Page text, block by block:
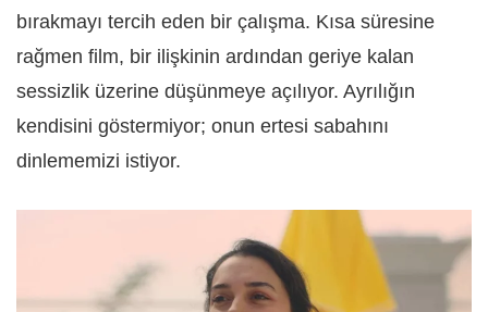
bırakmayı tercih eden bir çalışma. Kısa süresine
rağmen film, bir ilişkinin ardından geriye kalan
sessizlik üzerine düşünmeye açılıyor. Ayrılığın
kendisini göstermiyor; onun ertesi sabahını
dinlememizi istiyor.